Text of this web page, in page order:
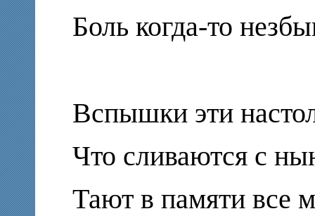
Боль когда-то
Вспышки эти
Что сливаются с
Тают в памяти все